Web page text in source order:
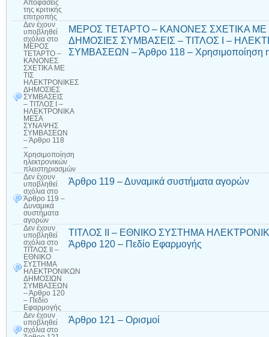
Αποφάσεις
της κριτικής
επιτροπής
Δεν έχουν
υποβληθεί
σχόλια στο
ΜΕΡΟΣ
ΤΕΤΑΡΤΟ –
ΚΑΝΟΝΕΣ
ΣΧΕΤΙΚΑ ΜΕ
ΤΙΣ
ΗΛΕΚΤΡΟΝΙΚΕΣ
ΔΗΜΟΣΙΕΣ
ΣΥΜΒΑΣΕΙΣ
– ΤΙΤΛΟΣ Ι –
ΗΛΕΚΤΡΟΝΙΚΑ
ΜΕΣΑ
ΣΥΝΑΨΗΣ
ΣΥΜΒΑΣΕΩΝ
– Άρθρο 118
–
Χρησιμοποίηση
ηλεκτρονικών
πλειστηριασμών
ΜΕΡΟΣ ΤΕΤΑΡΤΟ – ΚΑΝΟΝΕΣ ΣΧΕΤΙΚΑ ΜΕ
ΔΗΜΟΣΙΕΣ ΣΥΜΒΑΣΕΙΣ – ΤΙΤΛΟΣ Ι –
ΣΥΜΒΑΣΕΩΝ – Άρθρο 118 – Χρησιμοποίηση
Δεν έχουν
υποβληθεί
σχόλια στο
Άρθρο 119 –
Δυναμικά
συστήματα
αγορών
Άρθρο 119 – Δυναμικά συστήματα αγορών
Δεν έχουν
υποβληθεί
σχόλια στο
ΤΙΤΛΟΣ II –
ΕΘΝΙΚΟ
ΣΥΣΤΗΜΑ
ΗΛΕΚΤΡΟΝΙΚΩΝ
ΔΗΜΟΣΙΩΝ
ΣΥΜΒΑΣΕΩΝ
– Άρθρο 120
– Πεδίο
Εφαρμογής
ΤΙΤΛΟΣ II – ΕΘΝΙΚΟ ΣΥΣΤΗΜΑ
Άρθρο 120 – Πεδίο Εφαρμογής
Δεν έχουν
υποβληθεί
σχόλια στο
Άρθρο 121 – Ορισμοί